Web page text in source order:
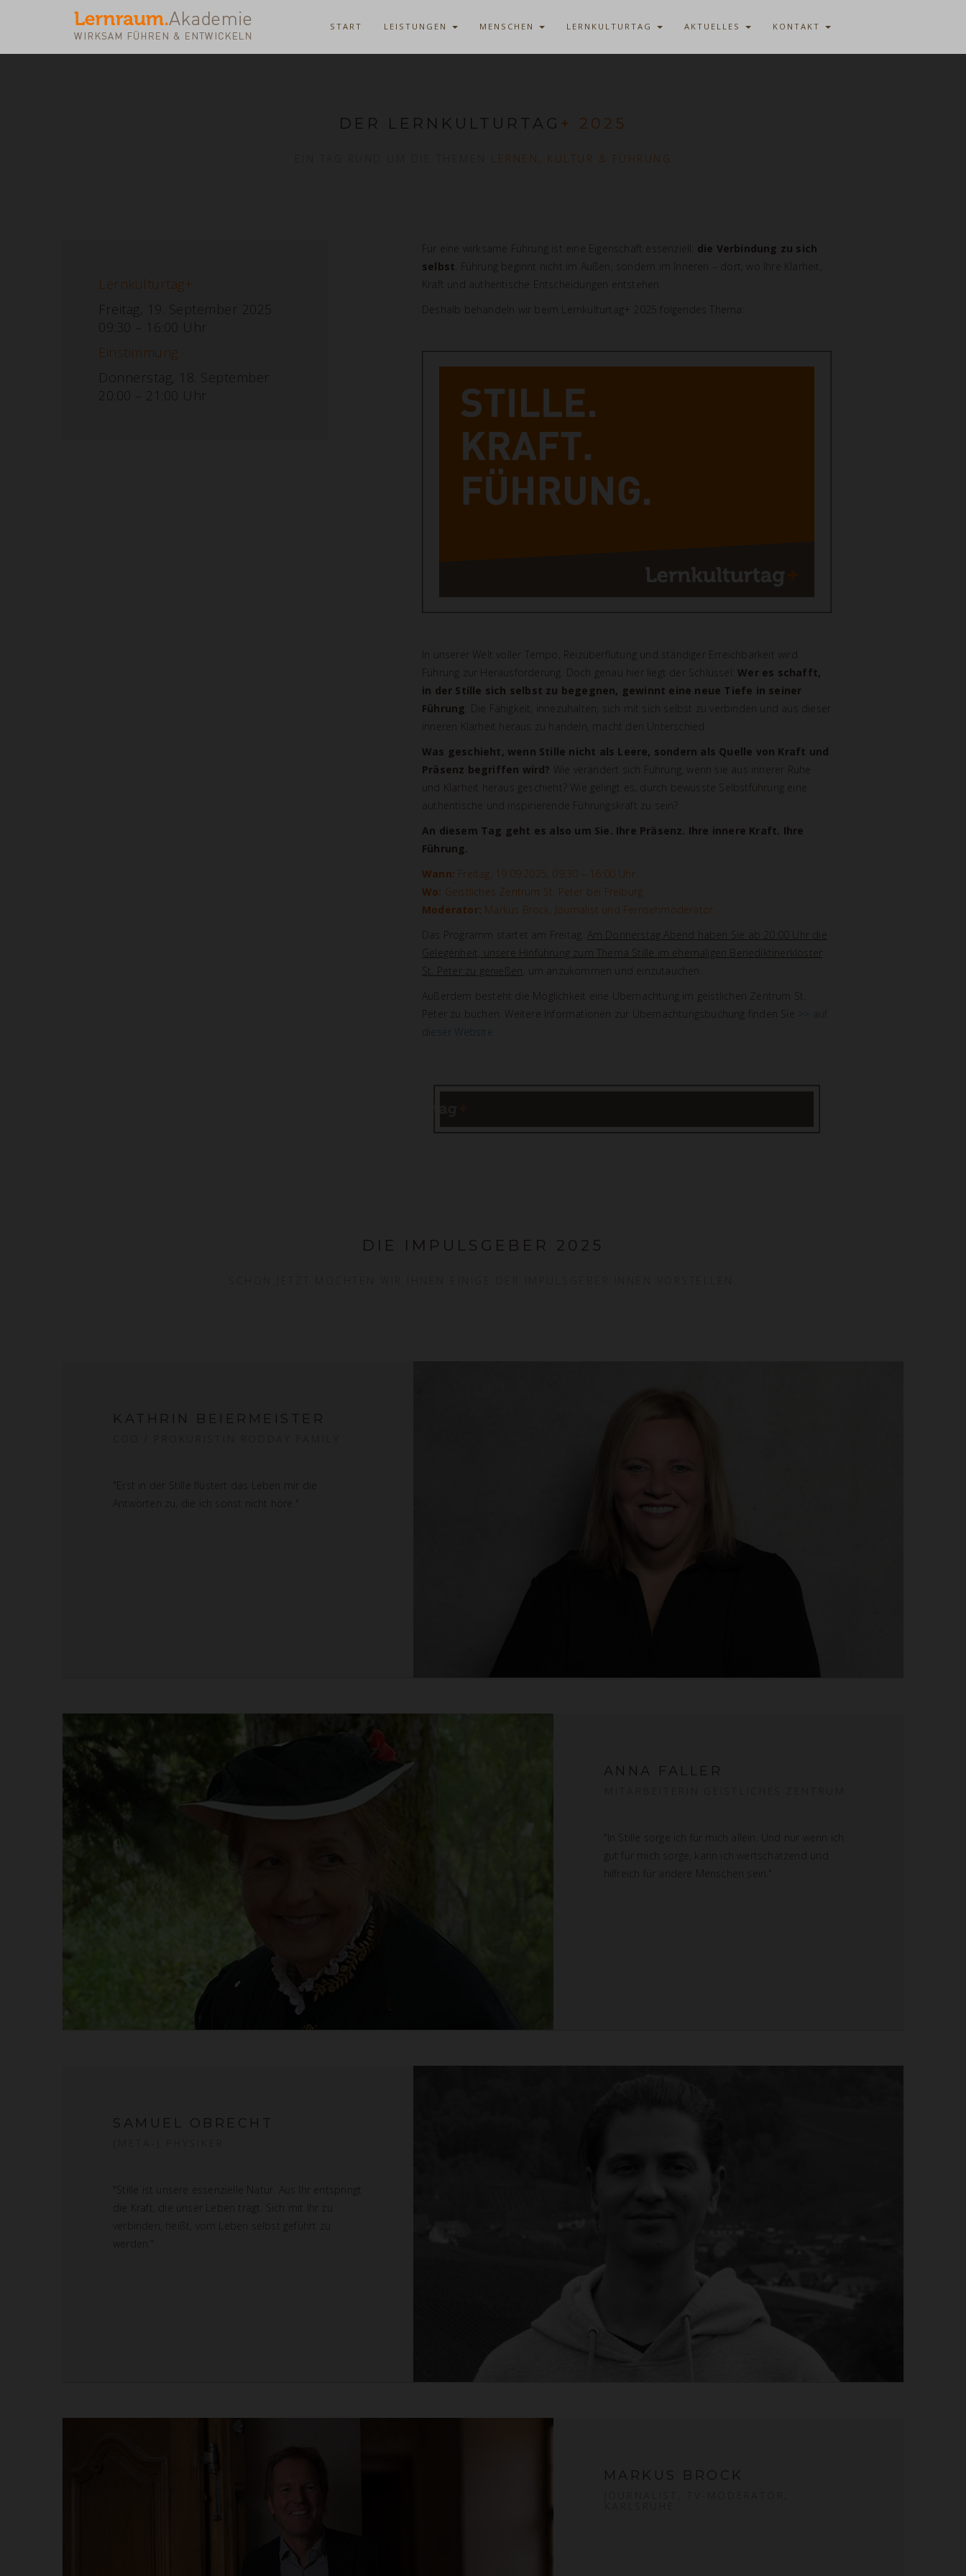
START LEISTUNGEN MENSCHEN LERNKULTURTAG AKTUELLES KONTAKT
DER LERNKULTURTAG + 2025
LERNEN, KULTUR & FÜHRUNG
Lernkulturtag+
Freitag, 19. September 2025
09:30 – 16:00 Uhr
Einstimmung
Donnerstag, 18. September
20:00 – 21:00 Uhr
Für eine wirksame Führung ist eine Eigenschaft essenziell: die Verbindung zu sich
selbst . Führung beginnt nicht im Außen, sondern im Inneren – dort, wo Ihre Klarheit,
Kraft und authentische Entscheidungen entstehen.
Deshalb behandeln wir beim Lernkulturtag+ 2025 folgendes Thema:
In unserer Welt voller Tempo, Reizüberflutung und ständiger Erreichbarkeit wird
Führung zur Herausforderung. Doch genau hier liegt der Schlüssel:
Wer es schafft,
in der Stille sich selbst zu begegnen, gewinnt eine neue Tiefe in seiner
Führung . Die Fähigkeit, innezuhalten, sich mit sich selbst zu verbinden und aus dieser
inneren Klarheit heraus zu handeln, macht den Unterschied.
Was geschieht, wenn Stille nicht als Leere, sondern als Quelle von Kraft und
Präsenz begriffen wird? Wie verändert sich Führung, wenn sie aus innerer Ruhe
und Klarheit heraus geschieht? Wie gelingt es, durch bewusste Selbstführung eine
authentische und inspirierende Führungskraft zu sein?
An diesem Tag geht es also um Sie. Ihre Präsenz. Ihre innere Kraft. Ihre
Führung.
Wann: Freitag, 19.09.2025, 09:30 – 16:00 Uhr
Wo: Geistliches Zentrum St. Peter bei Freiburg
Moderator: Markus Brock, Journalist und Fernsehmoderator
Das Programm startet am Freitag. Am Donnerstag Abend haben Sie ab 20:00 Uhr die
Gelegenheit, unsere Hinführung zum Thema Stille im ehemaligen Benediktinerkloster
St. Peter zu genießen
, um anzukommen und einzutauchen.
Außerdem besteht die Möglichkeit eine Übernachtung im geistlichen Zentrum St.
Peter zu buchen. Weitere Informationen zur Übernachtungsbuchung finden Sie
>> auf
dieser Website
DIE IMPULSGEBER 2025
KATHRIN BEIERMEISTER
"Erst in der Stille flüstert das Leben mir die
Antworten zu, die ich sonst nicht höre."
ANNA FALLER
"In Stille sorge ich für mich allein. Und nur wenn ich
gut für mich sorge, kann ich wertschätzend und
hilfreich für andere Menschen sein."
SAMUEL OBRECHT
"Stille ist unsere essenzielle Natur. Aus Ihr entspringt
die Kraft, die unser Leben trägt. Sich mit Ihr zu
verbinden, heißt, vom Leben selbst geführt zu
werden."
MARKUS BROCK